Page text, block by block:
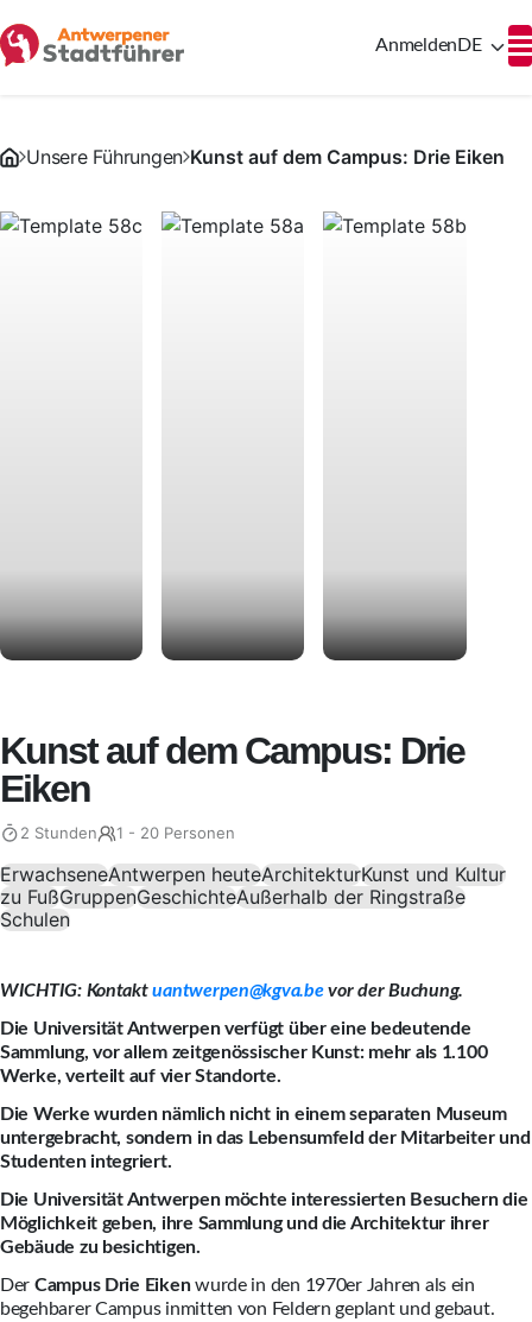
Anmelden DE
Unsere Führungen Kunst auf dem Campus: Drie Eiken
Kunst auf dem Campus: Drie
Eiken
2 Stunden 1 - 20 Personen
ErwachseneAntwerpen heuteArchitekturKunst und Kultur
zu FußGruppenGeschichteAußerhalb der Ringstraße
Schulen
WICHTIG: Kontakt uantwerpen@kgva.be vor der Buchung.
Die Universität Antwerpen verfügt über eine bedeutende
Sammlung, vor allem zeitgenössischer Kunst: mehr als 1.100
Werke, verteilt auf vier Standorte.
Die Werke wurden nämlich nicht in einem separaten Museum
untergebracht, sondern in das Lebensumfeld der Mitarbeiter und
Studenten integriert.
Die Universität Antwerpen möchte interessierten Besuchern die
Möglichkeit geben, ihre Sammlung und die Architektur ihrer
Gebäude zu besichtigen.
Der Campus Drie Eikenwurde in den 1970er Jahren als ein
begehbarer Campus inmitten von Feldern geplant und gebaut.